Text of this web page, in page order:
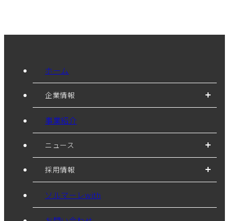
ホーム
企業情報
事業紹介
ニュース
採用情報
ソルマーレwith